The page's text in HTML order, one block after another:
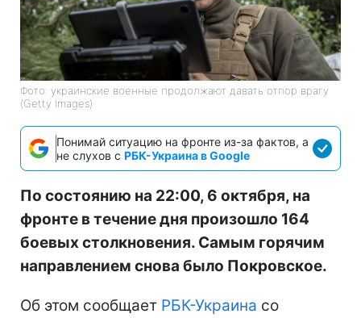
Фото: украинские военные продолжают давать отпор врагу
(Getty Images)
Понимай ситуацию на фронте из-за фактов, а
не слухов с РБК-Украина в Google
По состоянию на 22:00, 6 октября, на
фронте в течение дня произошло 164
боевых столкновения. Самым горячим
направлением снова было Покровское.
Об этом сообщает РБК-Украина со